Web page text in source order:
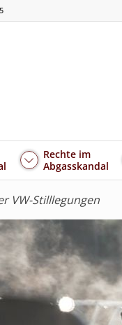
Rechte im
Abgasskandal
VW-Stilllegungen